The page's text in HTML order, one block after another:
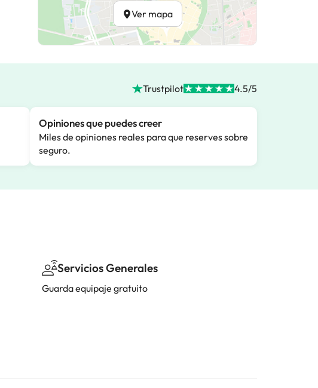
Ver mapa
Trustpilot 4.5/5
Opiniones que puedes creer
Miles de opiniones reales para que reserves sobre
seguro.
Servicios Generales
Guarda equipaje gratuito